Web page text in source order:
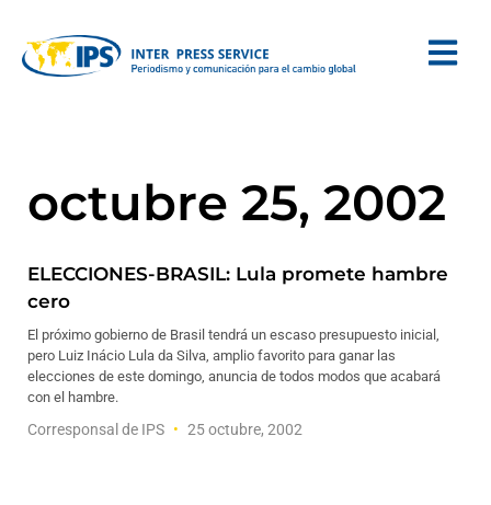
octubre 25, 2002
ELECCIONES-BRASIL: Lula promete hambre
cero
El próximo gobierno de Brasil tendrá un escaso presupuesto inicial,
pero Luiz Inácio Lula da Silva, amplio favorito para ganar las
elecciones de este domingo, anuncia de todos modos que acabará
con el hambre.
Corresponsal de IPS 25 octubre, 2002